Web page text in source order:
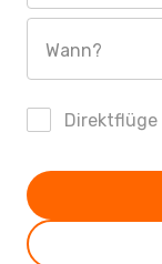
Wann?
Direktflüge